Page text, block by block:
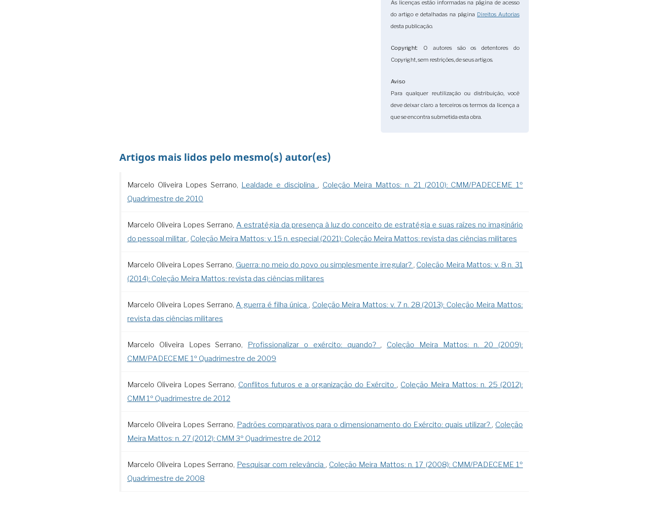
As licenças estão informadas na página de acesso
do artigo e detalhadas na página Direitos Autorias
desta publicação.
Copyright: O autores são os detentores do
Copyright, sem restrições, de seus artigos.
Aviso
Para qualquer reutilização ou distribuição, você
deve deixar claro a terceiros os termos da licença a
que se encontra submetida esta obra.
Artigos mais lidos pelo mesmo(s) autor(es)
Marcelo Oliveira Lopes Serrano, Lealdade e disciplina , Coleção Meira Mattos: n. 21 (2010): CMM/PADECEME 1º
Quadrimestre de 2010
Marcelo Oliveira Lopes Serrano, A estratégia da presença à luz do conceito de estratégia e suas raízes no imaginário
do pessoal militar , Coleção Meira Mattos: v. 15 n. especial (2021): Coleção Meira Mattos: revista das ciências militares
Marcelo Oliveira Lopes Serrano, Guerra: no meio do povo ou simplesmente irregular? , Coleção Meira Mattos: v. 8 n. 31
(2014): Coleção Meira Mattos: revista das ciências militares
Marcelo Oliveira Lopes Serrano,A guerra é filha única , Coleção Meira Mattos: v. 7 n. 28 (2013): Coleção Meira Mattos:
revista das ciências militares
Marcelo Oliveira Lopes Serrano, Profissionalizar o exército: quando? , Coleção Meira Mattos: n. 20 (2009):
CMM/PADECEME 1º Quadrimestre de 2009
Marcelo Oliveira Lopes Serrano, Conflitos futuros e a organização do Exército , Coleção Meira Mattos: n. 25 (2012):
CMM 1º Quadrimestre de 2012
Marcelo Oliveira Lopes Serrano, Padrões comparativos para o dimensionamento do Exército: quais utilizar? , Coleção
Meira Mattos: n. 27 (2012): CMM 3º Quadrimestre de 2012
Marcelo Oliveira Lopes Serrano, Pesquisar com relevância , Coleção Meira Mattos: n. 17 (2008): CMM/PADECEME 1º
Quadrimestre de 2008